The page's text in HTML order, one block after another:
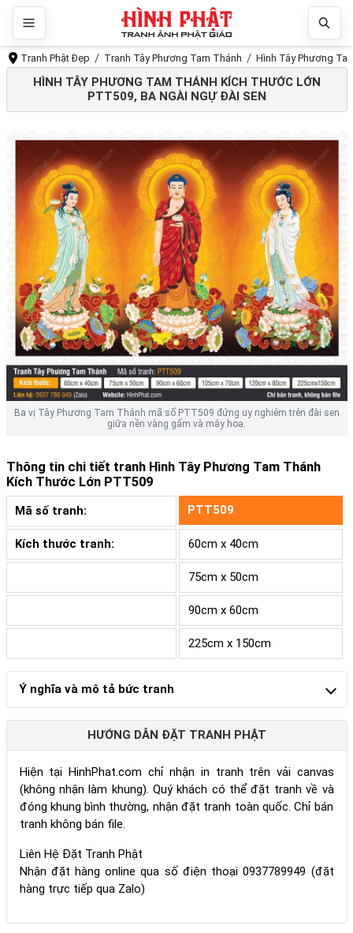
Tranh Phật Đẹp Tranh Tây Phương Tam Thánh Hình Tây Phương
HÌNH TÂY PHƯƠNG TAM THÁNH KÍCH THƯỚC LỚN
PTT509, BA NGÀI NGỰ ĐÀI SEN
Ba vị Tây Phương Tam Thánh mã số PTT509 đứng uy nghiêm trên đài sen
giữa nền vàng gấm và mây hoa.
Thông tin chi tiết tranh Hình Tây Phương Tam Thánh
Kích Thước Lớn PTT509
Mã số tranh: PTT509
Kích thước tranh: 60cm x 40cm
75cm x 50cm
90cm x 60cm
225cm x 150cm
Ý nghĩa và mô tả bức tranh
HƯỚNG DẪN ĐẶT TRANH PHẬT
Hiện tại HinhPhat.com chỉ nhận in tranh trên vải canvas
(không nhận làm khung). Quý khách có thể đặt tranh về và
đóng khung bình thường, nhận đặt tranh toàn quốc. Chỉ bán
tranh không bán file.
Liên Hệ Đặt Tranh Phật
Nhận đặt hàng online qua số điện thoại 0937789949 (đặt
hàng trực tiếp qua Zalo)